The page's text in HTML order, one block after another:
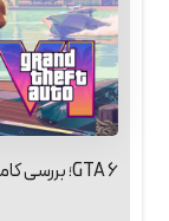
GTA 6؛ بررسی کامل، تاریخ انتشار، گیم‌پلی و جدیدترین اخبار